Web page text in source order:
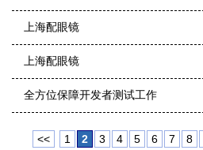
上海配眼镜
上海配眼镜
全方位保障开发者测试工作
<< 1 2 3 4 5 6 7 8